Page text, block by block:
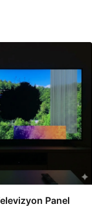
Panel